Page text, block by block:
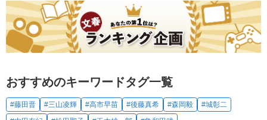
おすすめのキーワードタグ一覧
#藤田晋 #三山凌輝 #高市早苗 #後藤真希 #森岡毅
#城彰二